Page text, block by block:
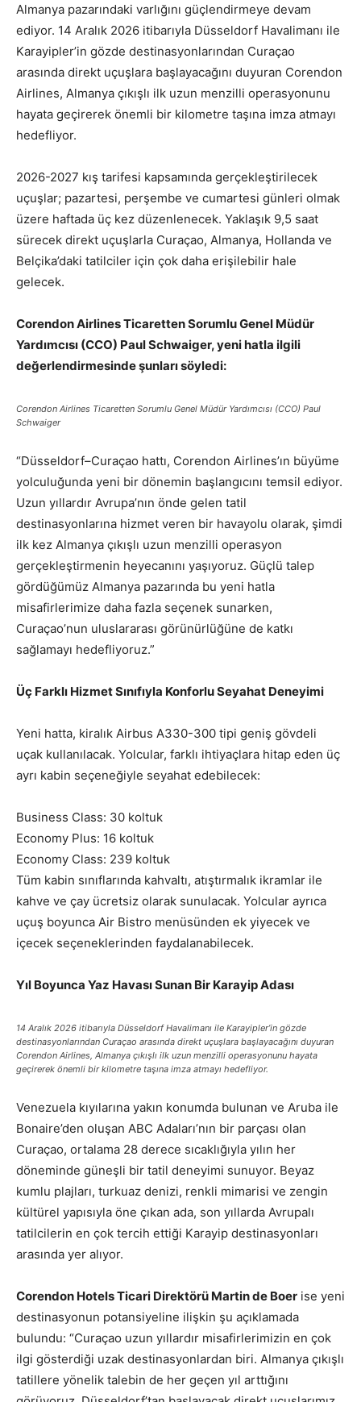
Almanya pazarındaki varlığını güçlendirmeye devam
ediyor. 14 Aralık 2026 itibarıyla Düsseldorf Havalimanı ile
Karayipler’in gözde destinasyonlarından Curaçao
arasında direkt uçuşlara başlayacağını duyuran Corendon
Airlines, Almanya çıkışlı ilk uzun menzilli operasyonunu
hayata geçirerek önemli bir kilometre taşına imza atmayı
hedefliyor.
2026-2027 kış tarifesi kapsamında gerçekleştirilecek
uçuşlar; pazartesi, perşembe ve cumartesi günleri olmak
üzere haftada üç kez düzenlenecek. Yaklaşık 9,5 saat
sürecek direkt uçuşlarla Curaçao, Almanya, Hollanda ve
Belçika’daki tatilciler için çok daha erişilebilir hale
gelecek.
Corendon Airlines Ticaretten Sorumlu Genel Müdür
Yardımcısı (CCO) Paul Schwaiger, yeni hatla ilgili
değerlendirmesinde şunları söyledi:
Corendon Airlines Ticaretten Sorumlu Genel Müdür Yardımcısı (CCO) Paul
Schwaiger
“Düsseldorf–Curaçao hattı, Corendon Airlines’ın büyüme
yolculuğunda yeni bir dönemin başlangıcını temsil ediyor.
Uzun yıllardır Avrupa’nın önde gelen tatil
destinasyonlarına hizmet veren bir havayolu olarak, şimdi
ilk kez Almanya çıkışlı uzun menzilli operasyon
gerçekleştirmenin heyecanını yaşıyoruz. Güçlü talep
gördüğümüz Almanya pazarında bu yeni hatla
misafirlerimize daha fazla seçenek sunarken,
Curaçao’nun uluslararası görünürlüğüne de katkı
sağlamayı hedefliyoruz.”
Üç Farklı Hizmet Sınıfıyla Konforlu Seyahat Deneyimi
Yeni hatta, kiralık Airbus A330-300 tipi geniş gövdeli
uçak kullanılacak. Yolcular, farklı ihtiyaçlara hitap eden üç
ayrı kabin seçeneğiyle seyahat edebilecek:
Business Class: 30 koltuk
Economy Plus: 16 koltuk
Economy Class: 239 koltuk
Tüm kabin sınıflarında kahvaltı, atıştırmalık ikramlar ile
kahve ve çay ücretsiz olarak sunulacak. Yolcular ayrıca
uçuş boyunca Air Bistro menüsünden ek yiyecek ve
içecek seçeneklerinden faydalanabilecek.
Yıl Boyunca Yaz Havası Sunan Bir Karayip Adası
14 Aralık 2026 itibarıyla Düsseldorf Havalimanı ile Karayipler’in gözde
destinasyonlarından Curaçao arasında direkt uçuşlara başlayacağını duyuran
Corendon Airlines, Almanya çıkışlı ilk uzun menzilli operasyonunu hayata
geçirerek önemli bir kilometre taşına imza atmayı hedefliyor.
Venezuela kıyılarına yakın konumda bulunan ve Aruba ile
Bonaire’den oluşan ABC Adaları’nın bir parçası olan
Curaçao, ortalama 28 derece sıcaklığıyla yılın her
döneminde güneşli bir tatil deneyimi sunuyor. Beyaz
kumlu plajları, turkuaz denizi, renkli mimarisi ve zengin
kültürel yapısıyla öne çıkan ada, son yıllarda Avrupalı
tatilcilerin en çok tercih ettiği Karayip destinasyonları
arasında yer alıyor.
Corendon Hotels Ticari Direktörü Martin de Boer ise yeni
destinasyonun potansiyeline ilişkin şu açıklamada
bulundu: “Curaçao uzun yıllardır misafirlerimizin en çok
ilgi gösterdiği uzak destinasyonlardan biri. Almanya çıkışlı
tatillere yönelik talebin de her geçen yıl arttığını